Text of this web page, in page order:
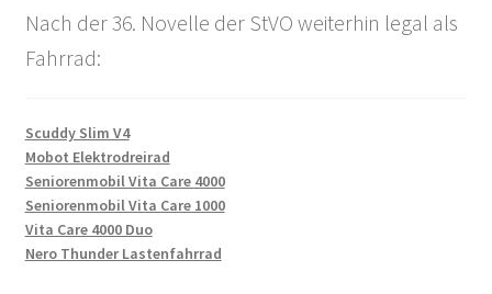
Nach der 36. Novelle der StVO weiterhin legal als
Fahrrad:
Scuddy Slim V4
Mobot Elektrodreirad
Seniorenmobil Vita Care 4000
Seniorenmobil Vita Care 1000
Vita Care 4000 Duo
Nero Thunder Lastenfahrrad